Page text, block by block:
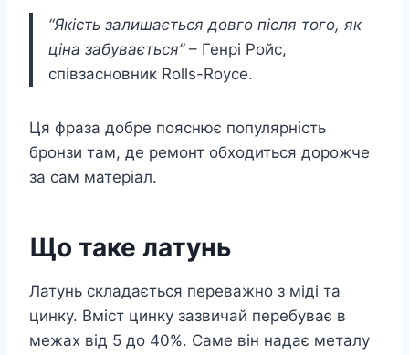
“Якість залишається довго після того, як
ціна забувається”– Генрі Ройс,
співзасновник Rolls-Royce.
Ця фраза добре пояснює популярність
бронзи там, де ремонт обходиться дорожче
за сам матеріал.
Що таке латунь
Латунь складається переважно з міді та
цинку. Вміст цинку зазвичай перебуває в
межах від 5 до 40%. Саме він надає металу